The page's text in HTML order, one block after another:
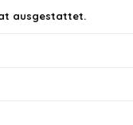
ausgestattet.